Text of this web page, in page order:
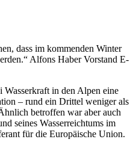
dass im kommenden Winter
Alfons HaberVorstand E-
Wasserkraft in den Alpen eine
– rund ein Drittel weniger als
betroffen war aber auch
seines Wasserreichtums im
für die Europäische Union.